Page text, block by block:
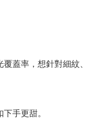
蓋率，想針對細紋、
手更甜。